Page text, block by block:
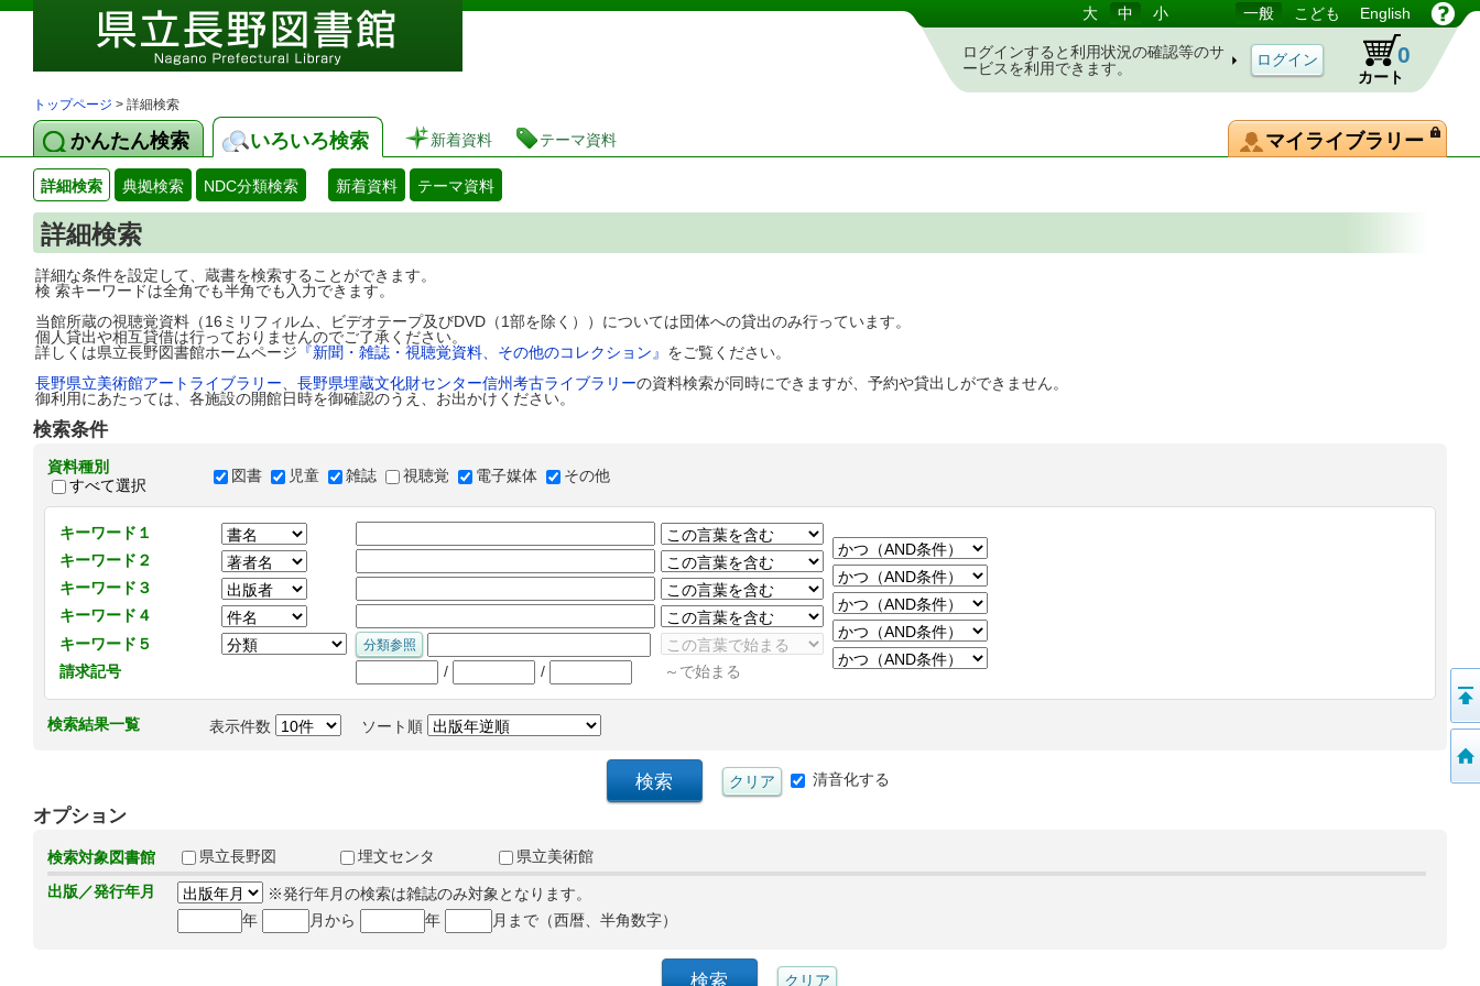
図書館 蔵書検索・予約システム 大 中 小 一般 こども English
ログインすると利用状況の確認等のサ
ービスを利用できます。
カート
0
トップページ > 詳細検索
かんたん検索 いろいろ検索 新着資料 テーマ資料 マイライブラリー
詳細検索 典拠検索 NDC分類検索 新着資料 テーマ資料
詳細検索
詳細な条件を設定して、蔵書を検索することができます。
検 索キーワードは全角でも半角でも入力できます。
当館所蔵の視聴覚資料（16ミリフィルム、ビデオテープ及びDVD（1部を除く））については団体への貸出のみ行っています。
個人貸出や相互貸借は行っておりませんのでご了承ください。
詳しくは県立長野図書館ホームページ 『新聞・雑誌・視聴覚資料、その他のコレクション』 をご覧ください。
長野県立美術館アートライブラリー
長野県埋蔵文化財センター信州考古ライブラリーの資料検索が同時にできますが、予約や貸出しができません。
御利用にあたっては、各施設の開館日時を御確認のうえ、お出かけください。
検索条件
資料種別
すべて選択
図書 児童 雑誌 視聴覚 電子媒体 その他
キーワード１
キーワード２
キーワード３
キーワード４
キーワード５
請求記号
/ / ～で始まる
検索結果一覧 表示件数 ソート順
清音化する
オプション
検索対象図書館 県立長野図 埋文センタ
県立美術館
出版／発行年月
※発行年月の検索は雑誌のみ対象となります。
年
月から 年 月まで（西暦、半角数字）